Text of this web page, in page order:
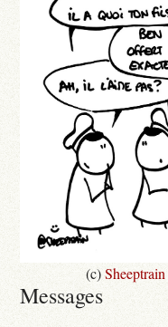
(c)Sheeptrain
Messages